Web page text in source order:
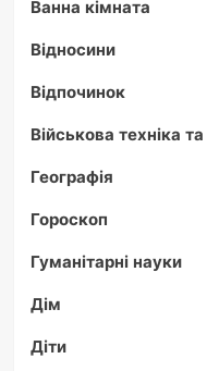
Ванна кімната
Відносини
Відпочинок
Військова техніка
Географія
Гороскоп
Гуманітарні науки
Дім
Діти